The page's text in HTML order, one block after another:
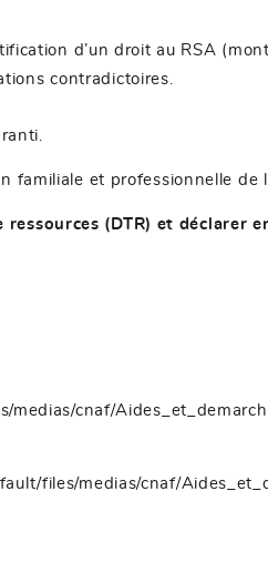
d’un droit au RSA
contradictoires.
familiale et professionnelle de
(DTR) et déclarer
cnaf/
files/medias/cnaf/